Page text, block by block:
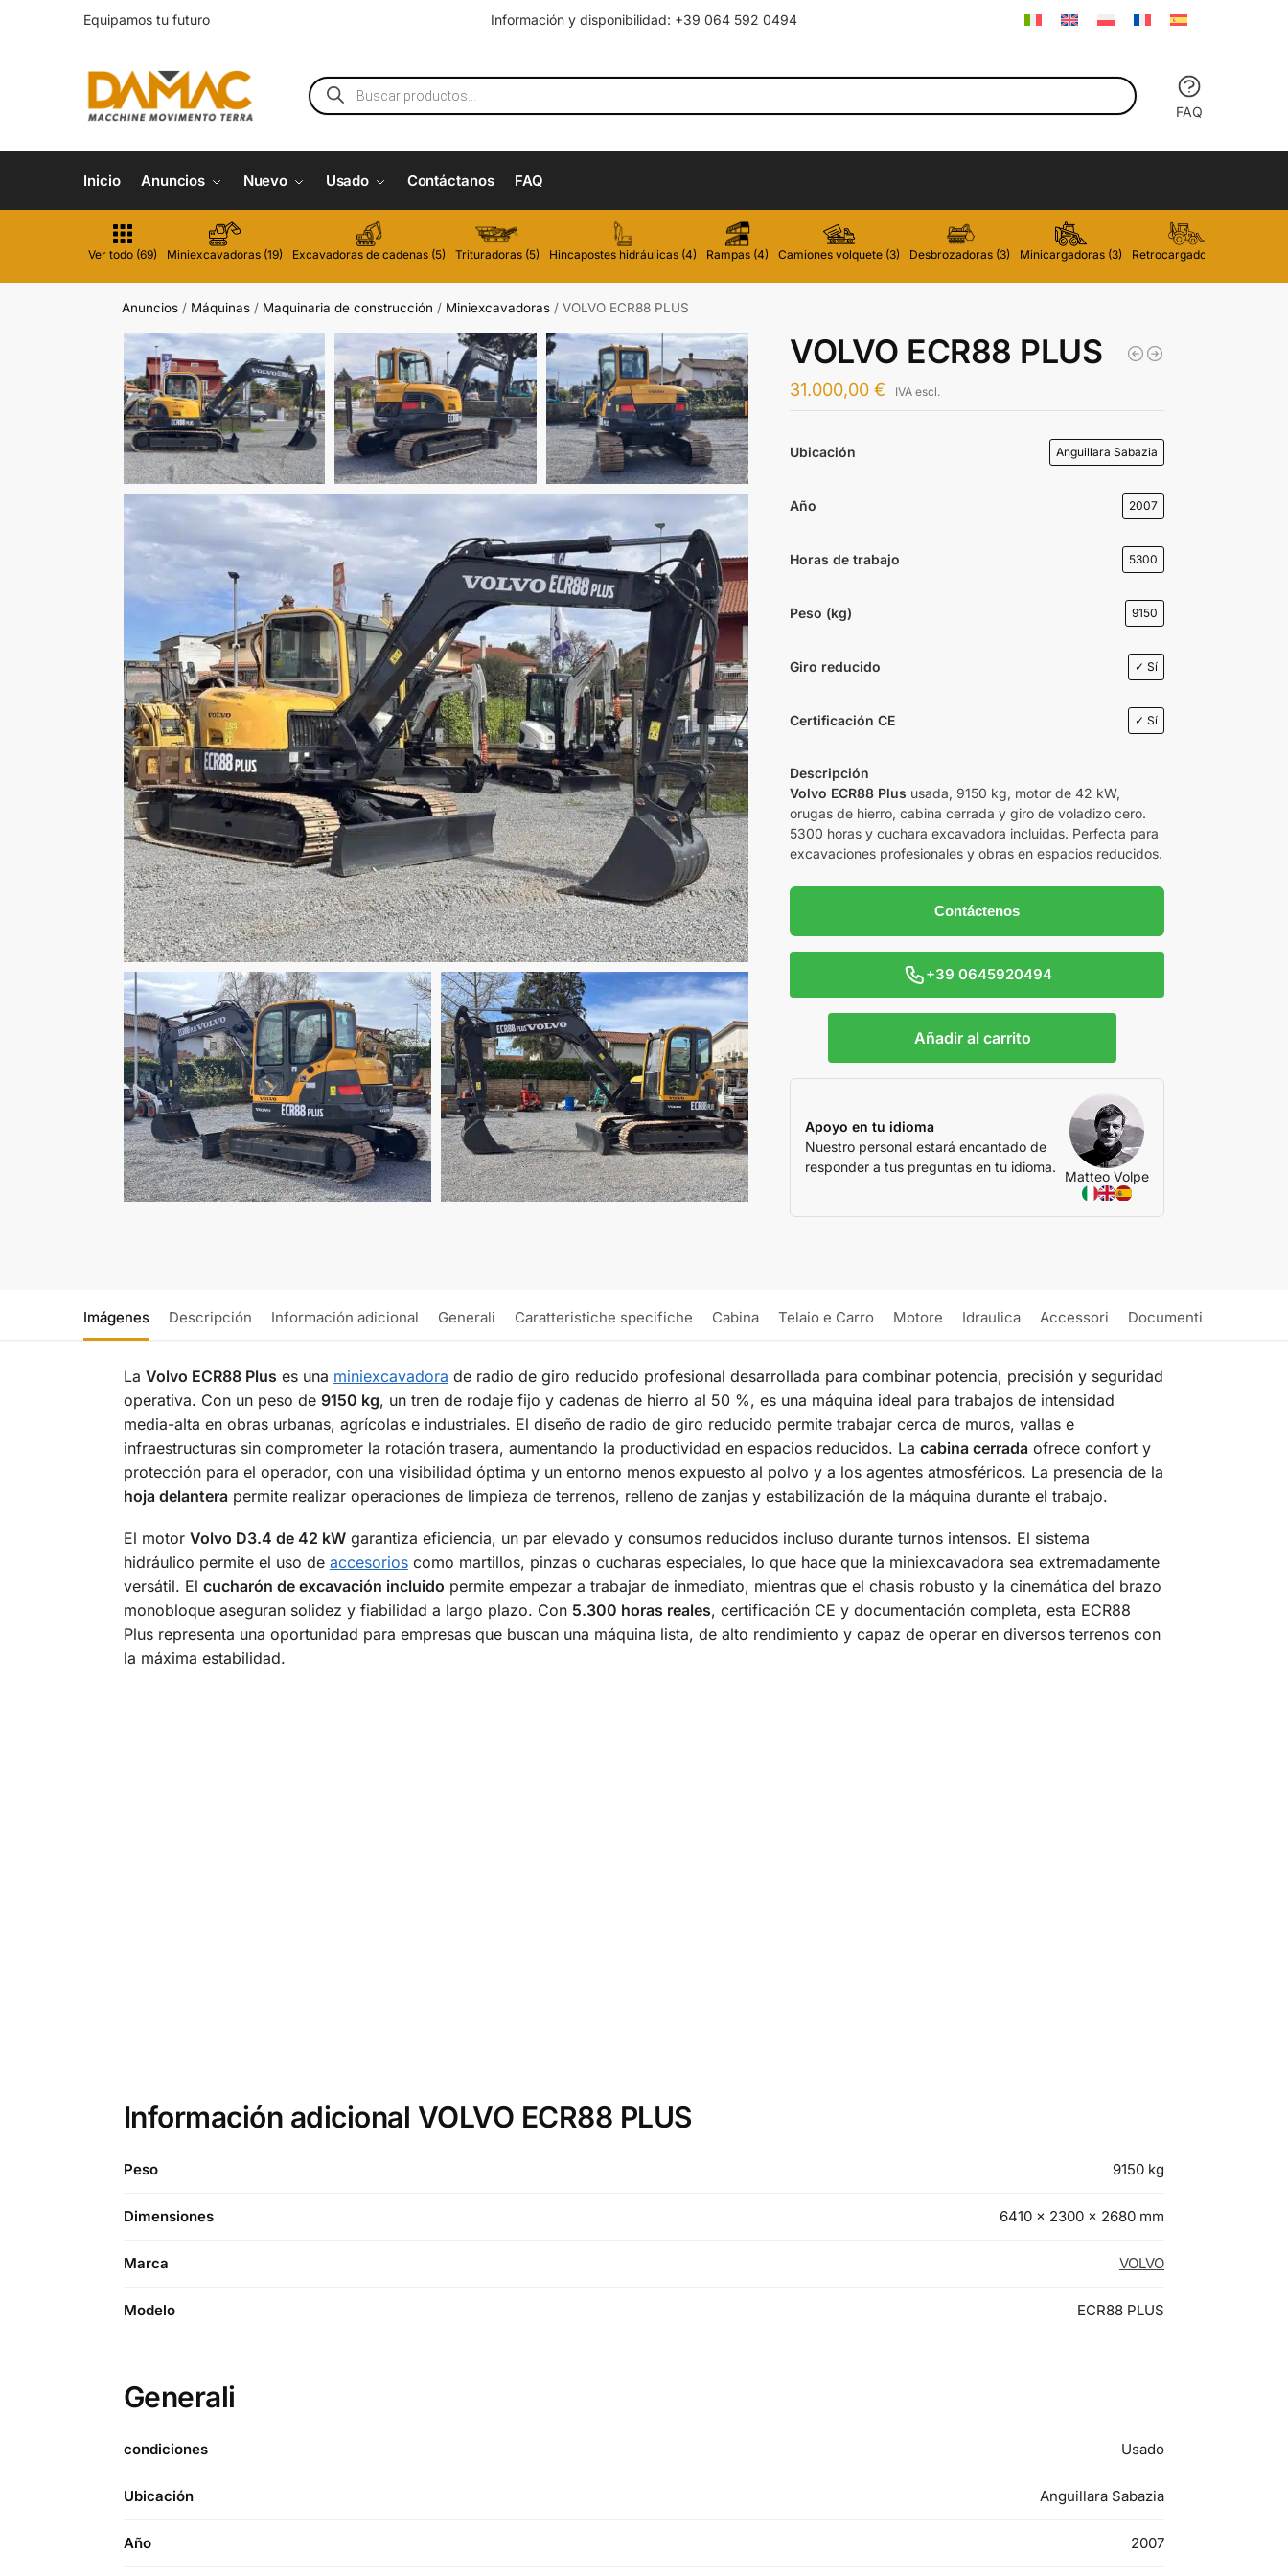
Equipamos tu futuro Información y disponibilidad: +39 064 592 0494
FAQ
Inicio Anuncios Nuevo Usado Contáctanos FAQ
Ver todo (69) Miniexcavadoras (19) Excavadoras de cadenas (5) Trituradoras (5) Hincapostes hidráulicas (4) Rampas (4) Camiones volquete (3) Desbrozadoras (3) Minicargadoras (3) Retrocargadoras (3)
Anuncios / Máquinas / Maquinaria de construcción / Miniexcavadoras /VOLVO ECR88 PLUS
VOLVO ECR88 PLUS
31.000,00€ IVA escl.
Ubicación Anguillara Sabazia
Año 2007
Horas de trabajo 5300
Peso (kg) 9150
Giro reducido ✓ Sí
Certificación CE ✓ Sí
Descripción
Volvo ECR88 Plus usada, 9150 kg, motor de 42 kW,
orugas de hierro, cabina cerrada y giro de voladizo cero.
5300 horas y cuchara excavadora incluidas. Perfecta para
excavaciones profesionales y obras en espacios reducidos.
Contáctenos
+39 0645920494
Añadir al carrito
Apoyo en tu idioma
Nuestro personal estará encantado de
responder a tus preguntas en tu idioma.
Matteo Volpe
Imágenes Descripción Información adicional Generali Caratteristiche specifiche Cabina Telaio e Carro Motore Idraulica Accessori Documenti
La Volvo ECR88 Plus es una miniexcavadora de radio de giro reducido profesional desarrollada para combinar potencia, precisión y seguridad
operativa. Con un peso de 9150 kg, un tren de rodaje fijo y cadenas de hierro al 50 %, es una máquina ideal para trabajos de intensidad
media-alta en obras urbanas, agrícolas e industriales. El diseño de radio de giro reducido permite trabajar cerca de muros, vallas e
infraestructuras sin comprometer la rotación trasera, aumentando la productividad en espacios reducidos. La cabina cerradaofrece confort y
protección para el operador, con una visibilidad óptima y un entorno menos expuesto al polvo y a los agentes atmosféricos. La presencia de la
hoja delanterapermite realizar operaciones de limpieza de terrenos, relleno de zanjas y estabilización de la máquina durante el trabajo.
El motor Volvo D3.4 de 42 kWgarantiza eficiencia, un par elevado y consumos reducidos incluso durante turnos intensos. El sistema
hidráulico permite el uso de accesorioscomo martillos, pinzas o cucharas especiales, lo que hace que la miniexcavadora sea extremadamente
versátil. El cucharón de excavación incluido permite empezar a trabajar de inmediato, mientras que el chasis robusto y la cinemática del brazo
monobloque aseguran solidez y fiabilidad a largo plazo. Con 5.300 horas reales, certificación CE y documentación completa, esta ECR88
Plus representa una oportunidad para empresas que buscan una máquina lista, de alto rendimiento y capaz de operar en diversos terrenos con
la máxima estabilidad.
Información adicional VOLVO ECR88 PLUS
Peso 9150 kg
Dimensiones 6410 × 2300 × 2680 mm
Marca VOLVO
Modelo ECR88 PLUS
Generali
condiciones Usado
Ubicación Anguillara Sabazia
Año 2007